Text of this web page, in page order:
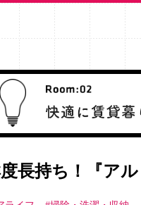
長持ち！『ア